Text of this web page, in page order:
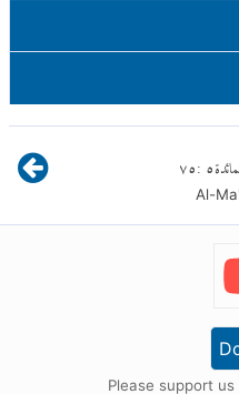
٥:٧٥
Al-
Please support